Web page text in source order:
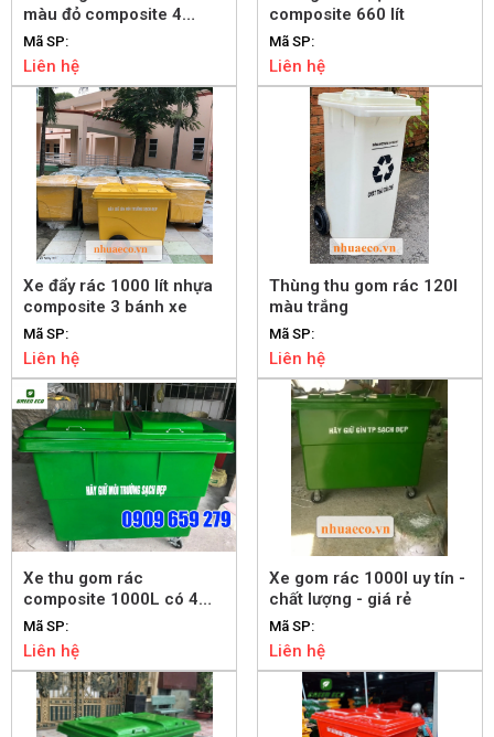
màu đỏ composite 4
bánh xe
Mã SP:
Liên hệ
composite 660 lít
Mã SP:
Liên hệ
Xe đẩy rác 1000 lít nhựa
composite 3 bánh xe
Mã SP:
Liên hệ
Thùng thu gom rác 120l
màu trắng
Mã SP:
Liên hệ
Xe thu gom rác
composite 1000L có 4
bánh đúc đặc
Mã SP:
Liên hệ
Xe gom rác 1000l uy tín -
chất lượng - giá rẻ
Mã SP:
Liên hệ